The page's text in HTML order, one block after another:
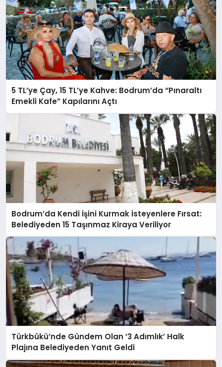
5 TL’ye Çay, 15 TL’ye Kahve: Bodrum’da “Pınaraltı
Emekli Kafe” Kapılarını Açtı
Bodrum’da Kendi İşini Kurmak İsteyenlere Fırsat:
Belediyeden 15 Taşınmaz Kiraya Veriliyor
Türkbükü’nde Gündem Olan ‘3 Adımlık’ Halk
Plajına Belediyeden Yanıt Geldi